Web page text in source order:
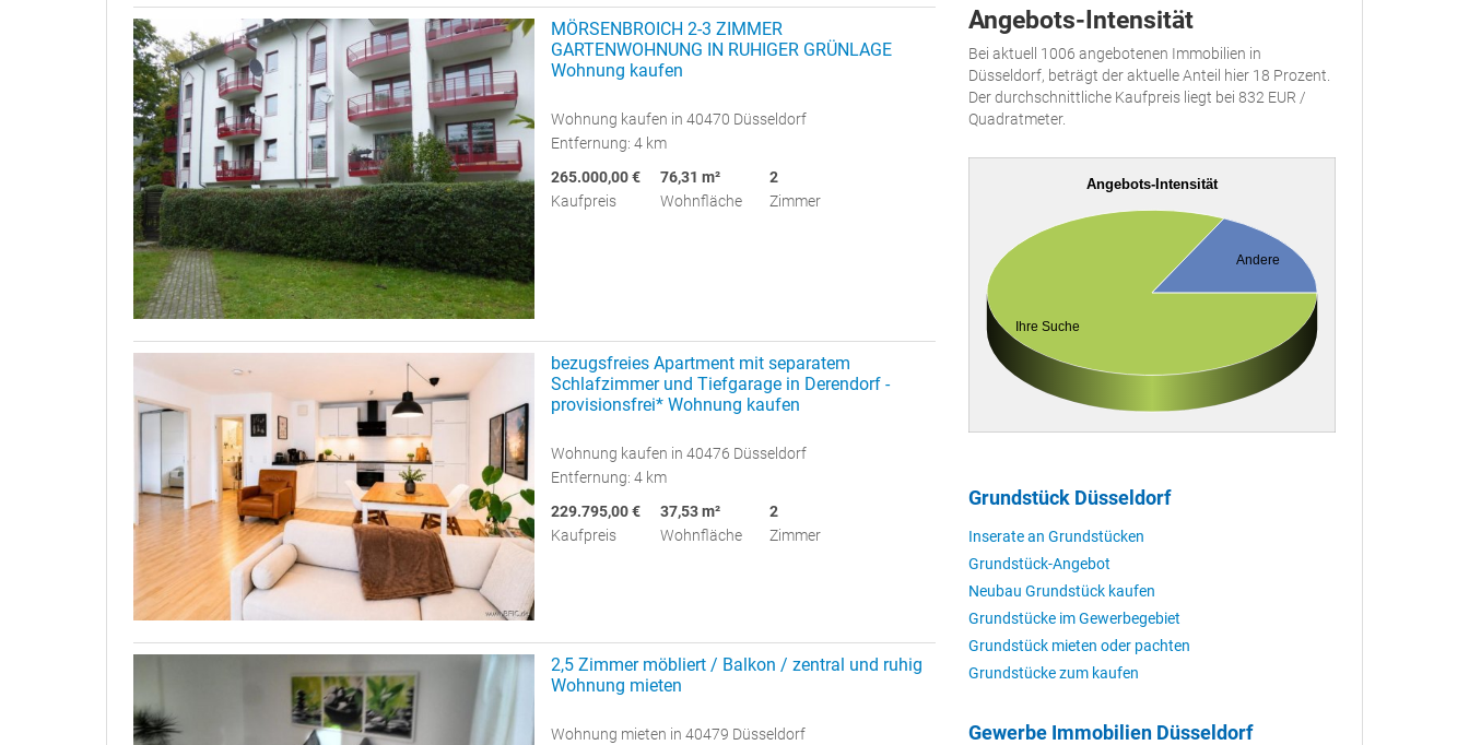
MÖRSENBROICH 2-3 ZIMMER
GARTENWOHNUNG IN RUHIGER GRÜNLAGE
Wohnung kaufen
Wohnung kaufen in 40470 Düsseldorf
Entfernung: 4 km
265.000,00 €
Kaufpreis
76,31 m²
Wohnfläche
2
Zimmer
bezugsfreies Apartment mit separatem
Schlafzimmer und Tiefgarage in Derendorf -
provisionsfrei* Wohnung kaufen
Wohnung kaufen in 40476 Düsseldorf
Entfernung: 4 km
229.795,00 €
Kaufpreis
37,53 m²
Wohnfläche
2
Zimmer
2,5 Zimmer möbliert / Balkon / zentral und ruhig
Wohnung mieten
Wohnung mieten in 40479 Düsseldorf
Angebots-Intensität
Bei aktuell 1006 angebotenen Immobilien in
Düsseldorf, beträgt der aktuelle Anteil hier 18 Prozent.
Der durchschnittliche Kaufpreis liegt bei 832 EUR /
Quadratmeter.
Angebots-Intensität
Ihre Suche
Andere
Grundstück Düsseldorf
Inserate an Grundstücken
Grundstück-Angebot
Neubau Grundstück kaufen
Grundstücke im Gewerbegebiet
Grundstück mieten oder pachten
Grundstücke zum kaufen
Gewerbe Immobilien Düsseldorf